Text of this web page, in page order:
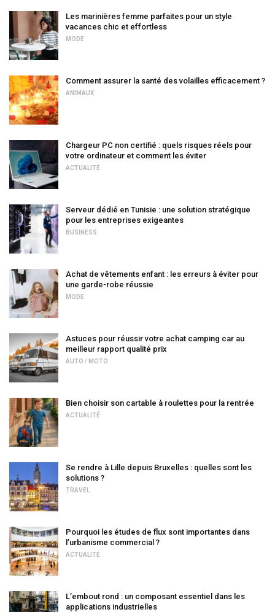
Les marinières femme parfaites pour un style
vacances chic et effortless
MODE
Comment assurer la santé des volailles efficacement ?
ANIMAUX
Chargeur PC non certifié : quels risques réels pour
votre ordinateur et comment les éviter
ACTUALITÉ
Serveur dédié en Tunisie : une solution stratégique
pour les entreprises exigeantes
BUSINESS
Achat de vêtements enfant : les erreurs à éviter pour
une garde-robe réussie
MODE
Astuces pour réussir votre achat camping car au
meilleur rapport qualité prix
AUTO / MOTO
Bien choisir son cartable à roulettes pour la rentrée
ACTUALITÉ
Se rendre à Lille depuis Bruxelles : quelles sont les
solutions ?
TRAVEL
Pourquoi les études de flux sont importantes dans
l’urbanisme commercial ?
ACTUALITÉ
L’embout rond : un composant essentiel dans les
applications industrielles